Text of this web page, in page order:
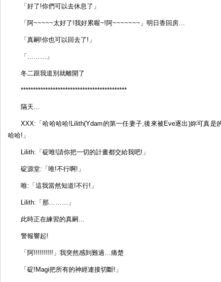
「好了!你們可以去休息了」
「阿~~~~~太好了!我好累喔~!阿~~~~~~~」明日香回房…
「真嗣!你也可以回去了!」
「………」
冬二跟我道別就離開了
*******************************************
隔天…
XXX:「哈哈哈哈!Lilith(Ydam的第一任妻子,後來被Eve逐出)妳可真
哈哈!」
Lilith:「碇唯!請你把一切的計畫都交給我吧!」
碇源堂:「唯!不行啊!」
唯:「這我當然知道!不行!」
Lilith:「那………」
此時正在練習的真嗣…
警報響起!
「阿!!!!!!!!!!」我突然感到難過…痛楚
「碇!Magi把所有的神經連接切斷!」